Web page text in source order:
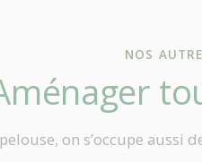
NOS
on s’occupe aussi